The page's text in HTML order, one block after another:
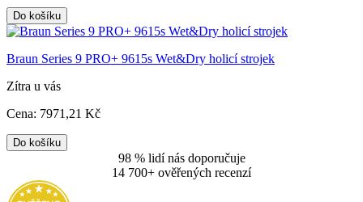
Do košíku
Braun Series 9 PRO+ 9615s Wet&Dry holicí strojek
Zítra u vás
Cena: 7971 ,21 Kč
Do košíku
98 % lidí nás doporučuje
14 700+ ověřených recenzí